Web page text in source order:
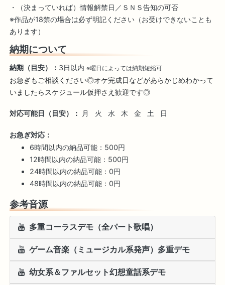
・（決まっていれば）情報解禁日／ＳＮＳ告知の可否
※作品が18禁の場合は必ず明記ください（お受けできないことも
あります）
納期について
納期（目安）： 3日以内 ※曜日によっては納期短縮可
お急ぎもご相談ください◎オケ完成日などがあらかじめわかって
いましたらスケジュール仮押さえ歓迎です◎
対応可能日（目安）： 月 火 水 木 金 土 日
お急ぎ対応：
6時間以内の納品可能：500円
12時間以内の納品可能：500円
24時間以内の納品可能：0円
48時間以内の納品可能：0円
参考音源
多重コーラスデモ（全パート歌唱）
ゲーム音楽（ミュージカル系発声）多重デモ
幼女系＆ファルセット幻想童話系デモ